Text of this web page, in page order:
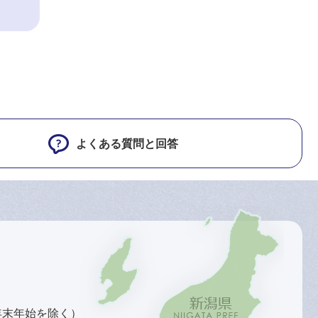
よくある質問と回答
年始を除く）